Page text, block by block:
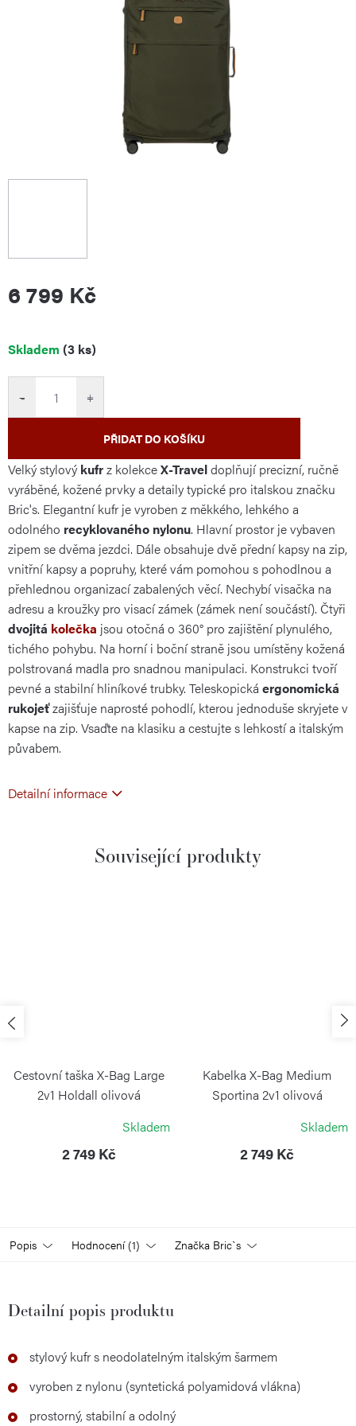
6 799 Kč
Měrná
Skladem (3 ks)
+
−
PŘIDAT DO KOŠÍKU
Velký stylový kufrz kolekceX-Traveldoplňují precizní, ručně
vyráběné, kožené prvky a detaily typické pro italskou značku
Bric's. Elegantní kufr je vyroben z měkkého, lehkého a
odolného recyklovaného nylonu. Hlavní prostor je vybaven
zipem se dvěma jezdci. Dále obsahuje dvě přední kapsy na zip,
vnitřní kapsy a popruhy, které vám pomohou s pohodlnou a
přehlednou organizací zabalených věcí. Nechybí visačka na
adresu a kroužky pro visací zámek (zámek není součástí). Čtyři
dvojitá kolečka jsou otočná o 360° pro zajištění plynulého,
tichého pohybu. Na horní i boční straně jsou umístěny kožená
polstrovaná madla pro snadnou manipulaci. Konstrukci tvoří
pevné a stabilní hliníkové trubky. Teleskopická ergonomická
rukojeťzajišťuje naprosté pohodlí, kterou jednoduše skryjete v
kapse na zip. Vsaďte na klasiku a cestujte s lehkostí a italským
půvabem.
Detailní informace
Související produkty
Cestovní taška X-Bag Large
2v1 Holdall olivová
Skladem
2 749 Kč
Kabelka X-Bag Medium
Sportina 2v1 olivová
Skladem
2 749 Kč
Popis Hodnocení (1) Značka Bric`s
Detailní popis produktu
stylový kufr s neodolatelným italským šarmem
vyroben z nylonu (syntetická polyamidová vlákna)
prostorný, stabilní a odolný